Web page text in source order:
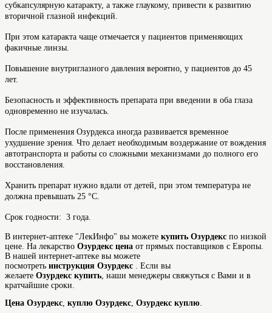
субкапсулярную катаракту, а также глаукому, привести к развитию
вторичной глазной инфекций.
При этом катаракта чаще отмечается у пациентов применяющих
факичные линзы.
Повышение внутриглазного давления вероятно, у пациентов до 45
лет.
Безопасность и эффективность препарата при введении в оба глаза
одновременно не изучалась.
После применения Озурдекса иногда развивается временное
ухудшение зрения. Что делает необходимым воздержание от вождения
автотранспорта и работы со сложными механизмами до полного его
восстановления.
Хранить препарат нужно вдали от детей, при этом температура не
должна превышать 25 °С.
Срок годности: 3 года.
В интернет-аптеке "ЛекИнфо" вы можете купить Озурдекс по низкой
цене. На лекарство Озурдекс цена от прямых поставщиков с Европы.
В нашей интернет-аптеке вы можете
посмотреть инструкция Озурдекс . Если вы
желаете Озурдекс купить, наши менеджеры свяжуться с Вами и в
кратчайшие сроки.
Цена Озурдекс куплю Озурдекс Озурдекс куплю